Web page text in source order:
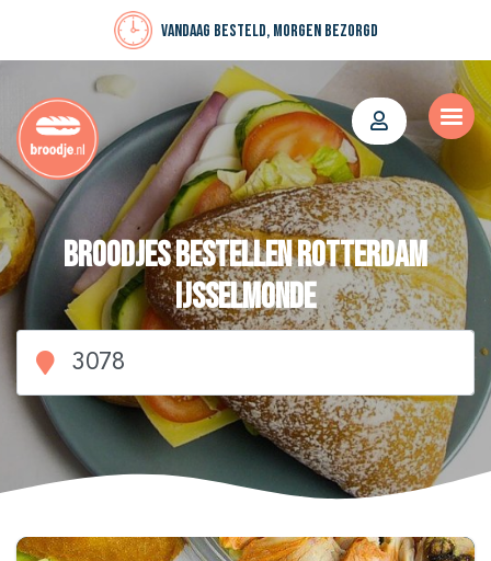
Vandaag besteld, morgen bezorgd
Broodjes bestellen Rotterdam
IJsselmonde